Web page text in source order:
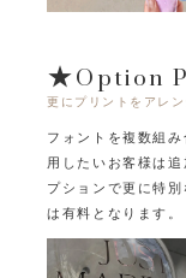
★Option
更にプリントをアレ
フォントを複数組
用したいお客様は
プションで更に特
は有料となります。